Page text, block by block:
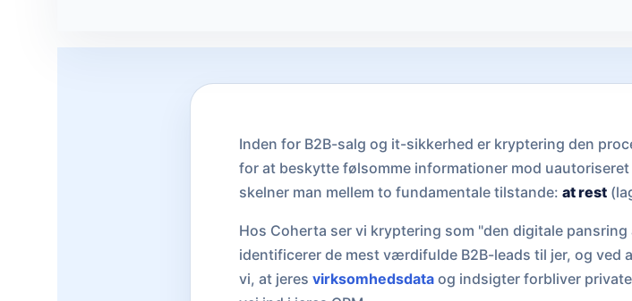
Inden for B2B-salg og it-sikkerhed er kryptering den
for at beskytte følsomme informationer mod
skelner man mellem to fundamentale tilstande: at rest
Hos Coherta ser vi kryptering som "den digitale
identificerer de mest værdifulde B2B-leads til jer, og
vi, at jeres virksomhedsdataog indsigter forbliver